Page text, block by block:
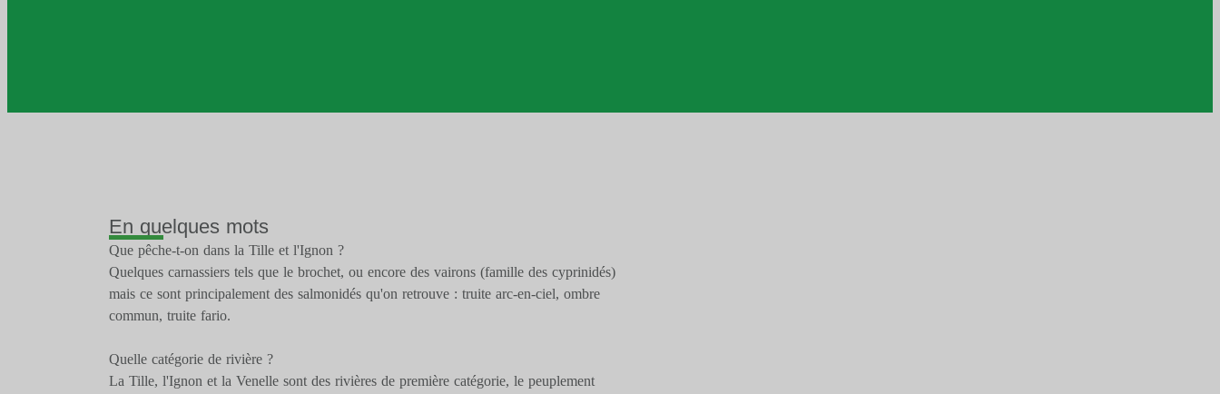
En quelques mots
Que pêche-t-on dans la Tille et l'Ignon ?
Quelques carnassiers tels que le brochet, ou encore des vairons (famille des cyprinidés)
mais ce sont principalement des salmonidés qu'on retrouve : truite arc-en-ciel, ombre
commun, truite fario.
Quelle catégorie de rivière ?
La Tille, l'Ignon et la Venelle sont des rivières de première catégorie, le peuplement